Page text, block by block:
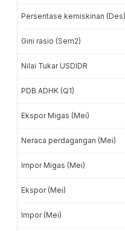
Persentase kemiskinan (Des)
Gini rasio (Sem2)
Nilai Tukar USDIDR
PDB ADHK (Q1)
Ekspor Migas (Mei)
Neraca perdagangan (Mei)
Impor Migas (Mei)
Ekspor (Mei)
Impor (Mei)